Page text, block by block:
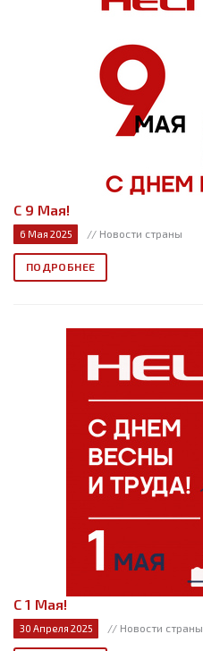
С 9 Мая!
6 Мая 2025 // Новости страны
ПОДРОБНЕЕ
С 1 Мая!
30 Апреля 2025 // Новости страны